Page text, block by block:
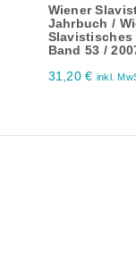
Wiener
Jahrbuch /
Slavistisches
Band 53 /
31,20€ inkl.